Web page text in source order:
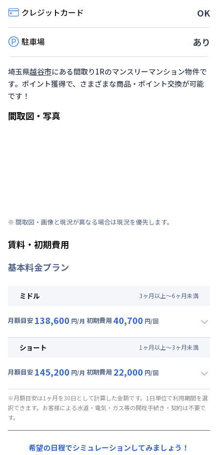
クレジットカード OK
駐車場 あり
埼玉県越谷市にある間取り1Rのマンスリーマンション物件で
す。ポイント獲得で、さまざまな商品・ポイント交換が可能
です！
間取図・写真
※ 間取図・画像と現況が異なる場合は現況を優先します。
賃料・初期費用
基本料金プラン
ミドル 3ヶ月以上～6ヶ月未満
月額目安 138,600 円/月 初期費用 40,700 円/回
月額賃料目安(30日利用)
光熱費他 : 33,000円/月 (1,100円/日) (税抜)
ショート 1 ヶ月以上～3ヶ月未満
月額目安 145,200 円/月 初期費用 22,000 円/回
月額賃料目安(30日利用)
賃料 : 108,900円/月 (3,630円/日)
光熱費他 :
※月額目安は1ヶ月を30日として計算した金額です。1日単位で利用期間を選
択できます。お客様による水道・電気・ガス等の開栓手続き・契約は不要で
す。
希望の日程でシミュレーションしてみましょう！